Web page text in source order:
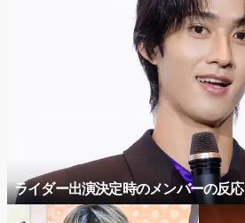
ライダー出演決定時のメンバーの反応